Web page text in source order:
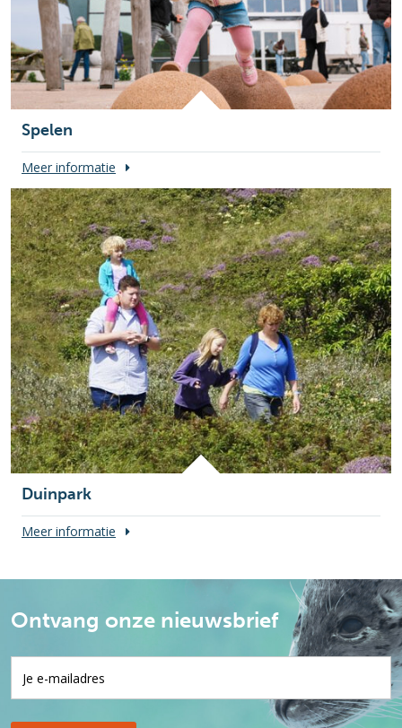
Spelen
Meer informatie
Duinpark
Meer informatie
Ontvang onze nieuwsbrief